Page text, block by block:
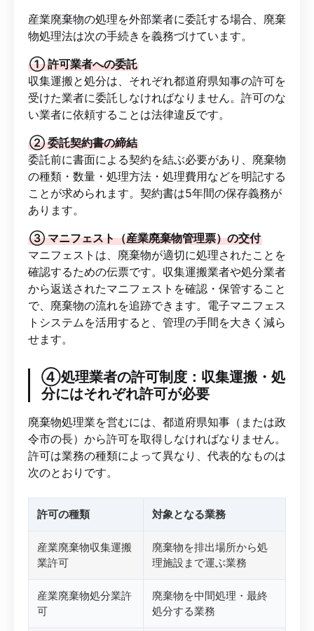
産業廃棄物の処理を外部業者に委託する場合、廃棄
物処理法は次の手続きを義務づけています。
① 許可業者への委託
収集運搬と処分は、それぞれ都道府県知事の許可を
受けた業者に委託しなければなりません。許可のな
い業者に依頼することは法律違反です。
② 委託契約書の締結
委託前に書面による契約を結ぶ必要があり、廃棄物
の種類・数量・処理方法・処理費用などを明記する
ことが求められます。契約書は5年間の保存義務が
あります。
③ マニフェスト（産業廃棄物管理票）の交付
マニフェストは、廃棄物が適切に処理されたことを
確認するための伝票です。収集運搬業者や処分業者
から返送されたマニフェストを確認・保管すること
で、廃棄物の流れを追跡できます。電子マニフェス
トシステムを活用すると、管理の手間を大きく減ら
せます。
④処理業者の許可制度：収集運搬・処
分にはそれぞれ許可が必要
廃棄物処理業を営むには、都道府県知事（または政
令市の長）から許可を取得しなければなりません。
許可は業務の種類によって異なり、代表的なものは
次のとおりです。
許可の種類 対象となる業務
産業廃棄物収集運搬
業許可
廃棄物を排出場所から処
理施設まで運ぶ業務
産業廃棄物処分業許
可
廃棄物を中間処理・最終
処分する業務